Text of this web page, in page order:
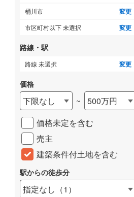
桶川市 変更
市区町村以下 未選択 変更
路線・駅
路線 未選択 変更
価格
下限なし ~
500万円
価格未定を含む
売主
建築条件付土地を含む
駅からの徒歩分
指定なし （1 ）